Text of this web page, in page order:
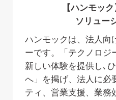
【ハンモッ
ソリュー
ハンモックは、法人向
ーです。「テクノロジ
新しい体験を提供し､
へ」を掲げ、法人に必
ティ、営業支援、業務